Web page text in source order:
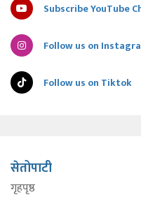
Subscribe YouTube
Follow us on
Follow us on Tiktok
सेतोपाटी
गृहपृष्ठ